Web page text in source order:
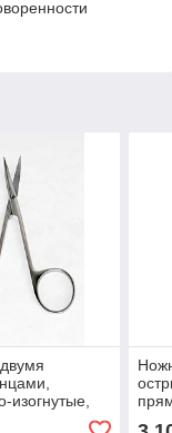
изогнутые,
7493R)